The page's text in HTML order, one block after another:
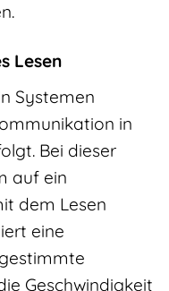
Lesen
Systemen
in
Bei dieser
auf ein
dem Lesen
eine
Geschwindigkeit